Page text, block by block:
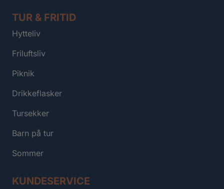
TUR & FRITID
Hytteliv
Friluftsliv
Piknik
Drikkeflasker
Tursekker
Barn på tur
Sommer
KUNDESERVICE